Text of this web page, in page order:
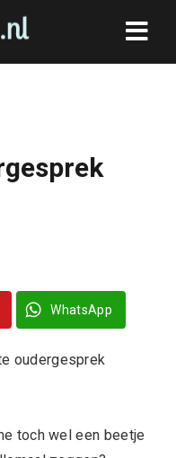
WhatsApp
oudergesprek
toch wel een beetje